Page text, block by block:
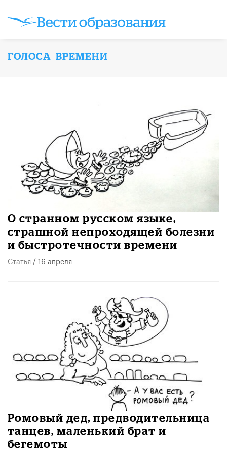
ГОЛОСА ВРЕМЕНИ
О странном русском языке,
страшной непроходящей болезни
и быстротечности времени
Статья / 16 апреля
Ромовый дед, предводительница
танцев, маленький брат и
бегемоты